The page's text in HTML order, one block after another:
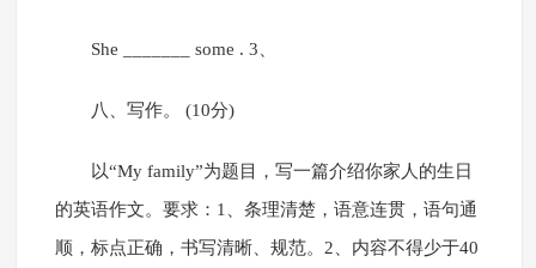
She _______ some . 3、
八、写作。 (10分)
以“My family”为题目，写一篇介绍你家人的生日
的英语作文。要求：1、条理清楚，语意连贯，语句通
顺，标点正确，书写清晰、规范。2、内容不得少于40